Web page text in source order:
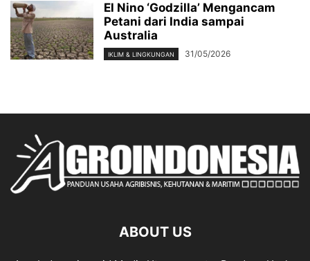
El Nino ‘Godzilla’ Mengancam
Petani dari India sampai
Australia
IKLIM & LINGKUNGAN 31/05/2026
ABOUT US